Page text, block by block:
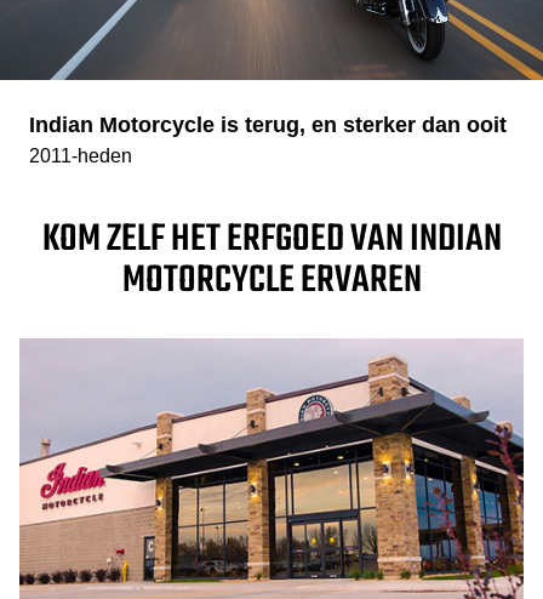
Indian Motorcycle is terug, en sterker dan ooit
2011-heden
KOM ZELF HET ERFGOED VAN INDIAN
MOTORCYCLE ERVAREN